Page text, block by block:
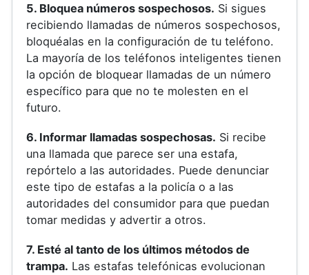
5. Bloquea números sospechosos. Si sigues
recibiendo llamadas de números sospechosos,
bloquéalas en la configuración de tu teléfono.
La mayoría de los teléfonos inteligentes tienen
la opción de bloquear llamadas de un número
específico para que no te molesten en el
futuro.
6. Informar llamadas sospechosas. Si recibe
una llamada que parece ser una estafa,
repórtelo a las autoridades. Puede denunciar
este tipo de estafas a la policía o a las
autoridades del consumidor para que puedan
tomar medidas y advertir a otros.
7. Esté al tanto de los últimos métodos de
trampa. Las estafas telefónicas evolucionan